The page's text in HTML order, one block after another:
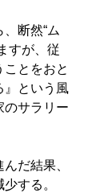
断然“ム
すが、従
とをおと
』という風
のサラリー
だ結果、
する。